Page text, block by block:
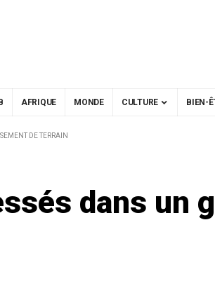
AFRIQUE MONDE CULTURE BIEN-
DE TERRAIN
dans un